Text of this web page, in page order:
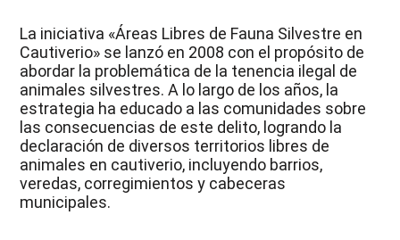
La iniciativa «Áreas Libres de Fauna Silvestre en
Cautiverio» se lanzó en 2008 con el propósito de
abordar la problemática de la tenencia ilegal de
animales silvestres. A lo largo de los años, la
estrategia ha educado a las comunidades sobre
las consecuencias de este delito, logrando la
declaración de diversos territorios libres de
animales en cautiverio, incluyendo barrios,
veredas, corregimientos y cabeceras
municipales.